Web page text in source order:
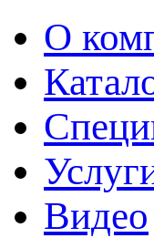
О
Видео